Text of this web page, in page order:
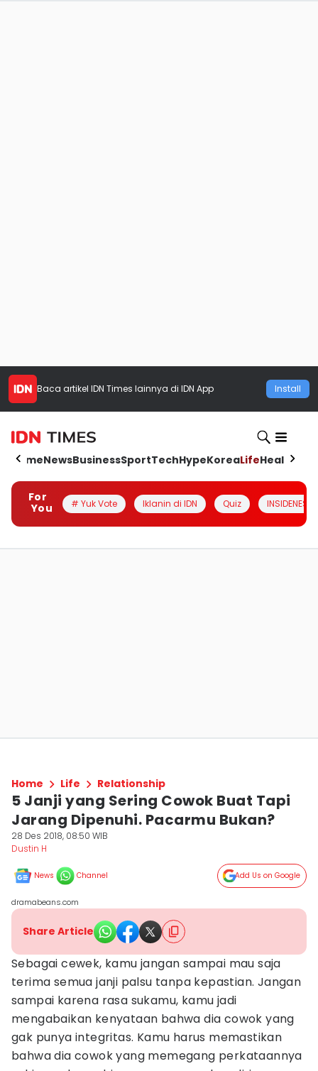
Baca artikel IDN Times lainnya di IDN App Install
HomeNewsBusinessSportTechHypeKoreaLifeHealth
For
You
# Yuk Vote Iklanin di IDN Quiz INSIDENESIA
Home Life Relationship
5 Janji yang Sering Cowok Buat Tapi
Jarang Dipenuhi. Pacarmu Bukan?
28 Des 2018, 08:50 WIB
Dustin H
News Channel Add Us on Google
dramabeans.com
Share Article
Sebagai cewek, kamu jangan sampai mau saja
terima semua janji palsu tanpa kepastian. Jangan
sampai karena rasa sukamu, kamu jadi
mengabaikan kenyataan bahwa dia cowok yang
gak punya integritas. Kamu harus memastikan
bahwa dia cowok yang memegang perkataannya